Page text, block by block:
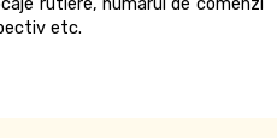
rutiere, numarul de comenzi
etc.